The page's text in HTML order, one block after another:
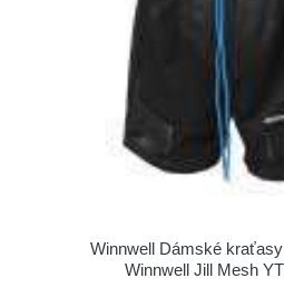
Winnwell Dámské
Winnwell Jill Mesh